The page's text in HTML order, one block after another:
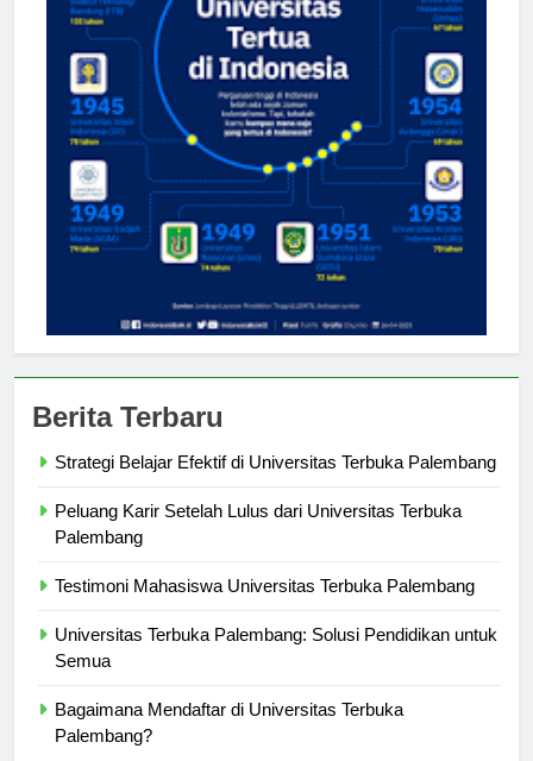
Peluang Karir Setelah Lulus dari Universitas Terbuka
Universitas Terbuka Palembang: Solusi Pendidikan untuk
Bagaimana Mendaftar di Universitas Terbuka